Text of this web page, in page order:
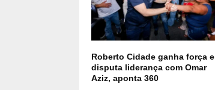
Roberto Cidade ganha força e
disputa liderança com Omar
Aziz, aponta 360